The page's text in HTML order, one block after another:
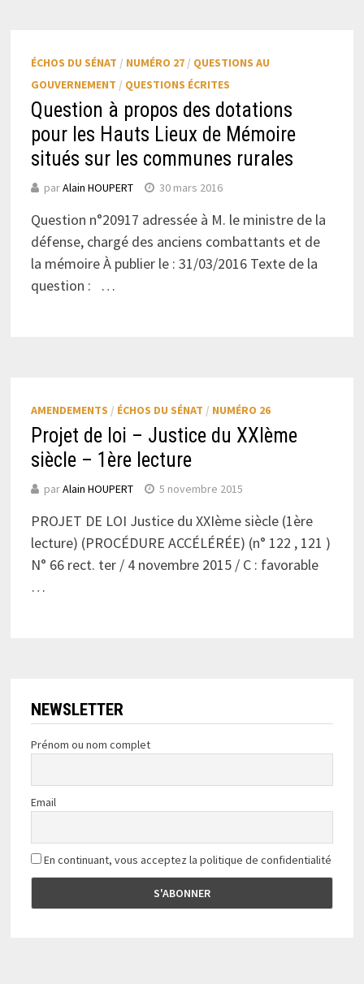
ÉCHOS DU SÉNAT / NUMÉRO 27/ QUESTIONS AU
GOUVERNEMENT / QUESTIONS ÉCRITES
Question à propos des dotations
pour les Hauts Lieux de Mémoire
situés sur les communes rurales
parAlain HOUPERT 30 mars 2016
Question n°20917 adressée à M. le ministre de la
défense, chargé des anciens combattants et de
la mémoire À publier le : 31/03/2016 Texte de la
question : …
AMENDEMENTS / ÉCHOS DU SÉNAT / NUMÉRO 26
Projet de loi – Justice du XXIème
siècle – 1ère lecture
parAlain HOUPERT 5 novembre 2015
PROJET DE LOI Justice du XXIème siècle (1ère
lecture) (PROCÉDURE ACCÉLÉRÉE) (n° 122 , 121 )
N° 66 rect. ter / 4 novembre 2015 / C : favorable
…
NEWSLETTER
Prénom ou nom complet
Email
En continuant, vous acceptez la politique de confidentialité